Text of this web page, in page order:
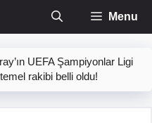
Menu
UEFA Şampiyonlar Ligi
rakibi belli oldu!